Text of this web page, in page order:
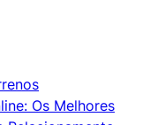
Os Melhores